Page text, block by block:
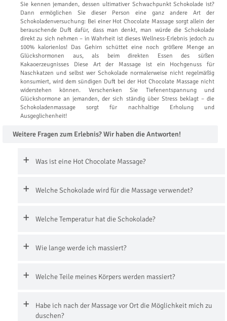
Sie kennen jemanden, dessen ultimativer Schwachpunkt Schokolade ist?
Dann ermöglichen Sie dieser Person eine ganz andere Art der
Schokoladenversuchung: Bei einer Hot Chocolate Massage sorgt allein der
berauschende Duft dafür, dass man denkt, man würde die Schokolade
direkt zu sich nehmen – in Wahrheit ist dieses Wellness-Erlebnis jedoch zu
100% kalorienlos! Das Gehirn schüttet eine noch größere Menge an
Glückshormonen aus, als beim direkten Essen des süßen
Kakaoerzeugnisses Diese Art der Massage ist ein Hochgenuss für
Naschkatzen und selbst wer Schokolade normalerweise nicht regelmäßig
konsumiert, wird dem sündigen Duft bei der Hot Chocolate Massage nicht
widerstehen können. Verschenken Sie Tiefenentspannung und
Glückshormone an jemanden, der sich ständig über Stress beklagt – die
Schokoladenmassage sorgt für nachhaltige Erholung und
Ausgeglichenheit!
Weitere Fragen zum Erlebnis? Wir haben die Antworten!
Was ist eine Hot Chocolate Massage?
Welche Schokolade wird für die Massage verwendet?
Welche Temperatur hat die Schokolade?
Wie lange werde ich massiert?
Welche Teile meines Körpers werden massiert?
Habe ich nach der Massage vor Ort die Möglichkeit mich zu
duschen?